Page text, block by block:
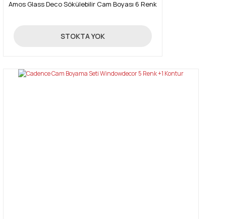
Amos Glass Deco Sökülebilir Cam Boyası 6 Renk
95,00 TL
STOKTA YOK